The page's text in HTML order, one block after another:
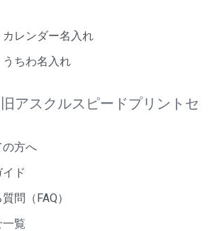
カレンダー名入れ
うちわ名入れ
アスクルスピードプリントセ
の方へ
ド
問（FAQ）
一覧